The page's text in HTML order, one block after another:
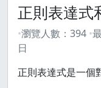
正則表達式
瀏覽人數： 394
日
正則表達式是一個